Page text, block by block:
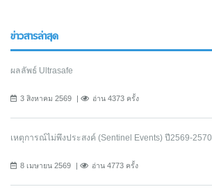
ข่าวสารล่าสุด
ผลลัพธ์ Ultrasafe
3 สิงหาคม 2569 อ่าน 4373 ครั้ง
เหตุการณ์ไม่พึงประสงค์ (Sentinel Events) ปี2569-2570
8 เมษายน 2569 อ่าน 4773 ครั้ง